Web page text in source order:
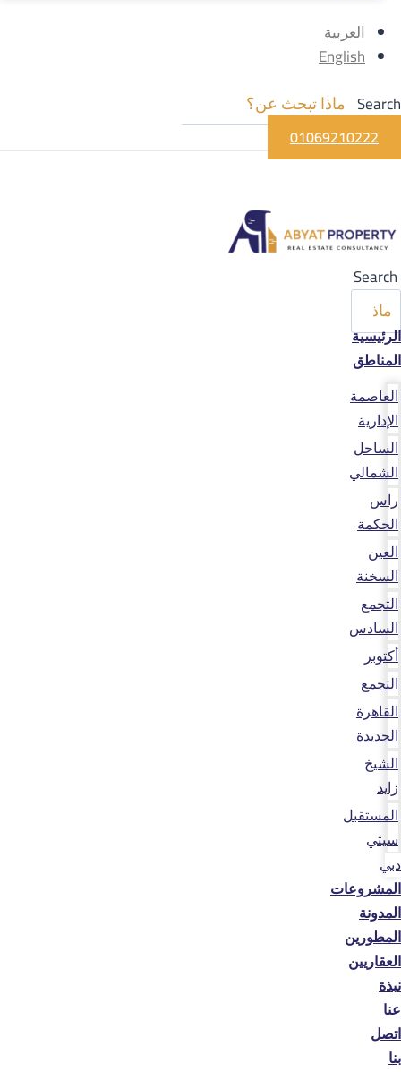
العربية
English
Search
01069210222
Search
الرئيسية
المناطق
العاصمة
الإدارية
الساحل
الشمالي
راس
الحكمة
العين
السخنة
التجمع
السادس
أكتوبر
التجمع
القاهرة
الجديدة
الشيخ
زايد
المستقبل
سيتي
دبي
المشروعات
المدونة
المطورين
العقاريين
نبذة
عنا
اتصل
بنا